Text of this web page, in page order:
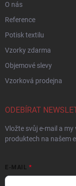
O nás
Reference
Potisk textilu
Vzorky zdarma
Objemové slevy
Vzorková prodejna
ODEBÍRAT
Vložte svůj e-mail a
produktech na našem
E-MAIL